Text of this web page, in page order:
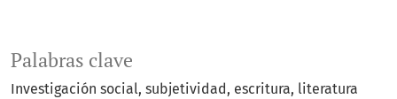
Palabras clave
Investigación social subjetividad escritura literatura